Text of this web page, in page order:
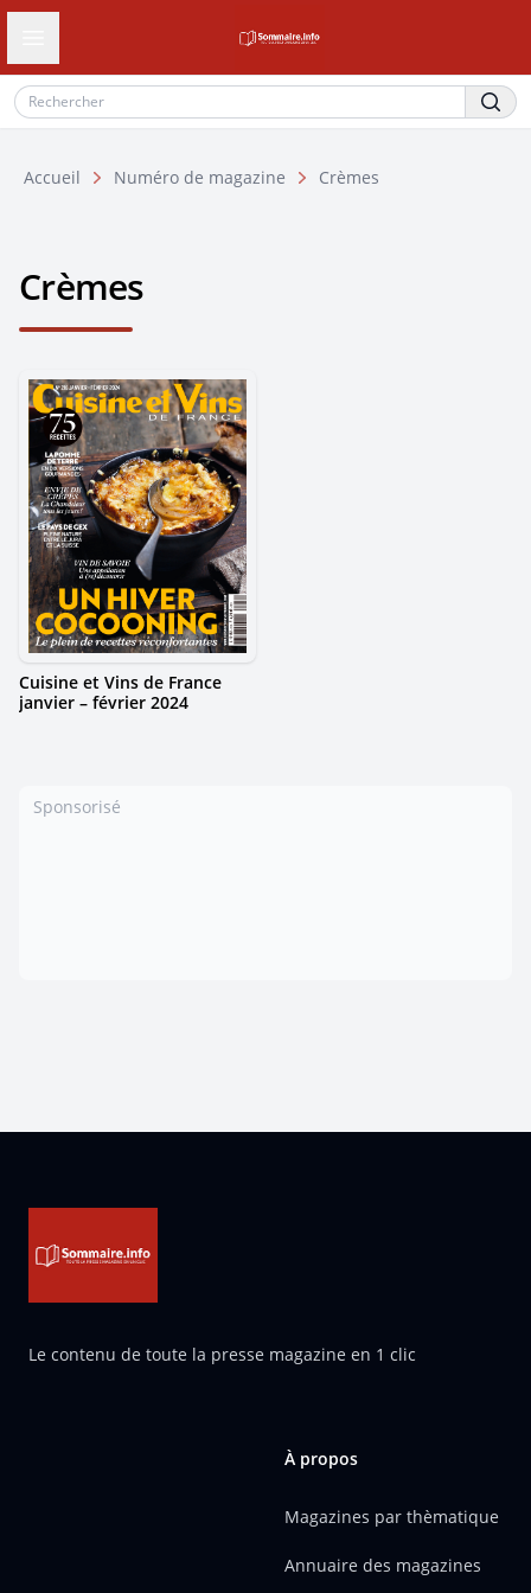
Ouvrir le tiroir de navigation
Accueil Numéro de magazine Crèmes
Crèmes
Cuisine et Vins de France
janvier – février 2024
Sponsorisé
Le contenu de toute la presse magazine en 1 clic
À propos
Magazines par thèmatique
Annuaire des magazines